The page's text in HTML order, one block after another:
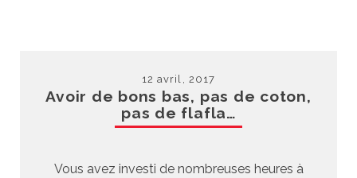
12 avril, 2017
Avoir de bons bas, pas de coton,
pas de flafla…
Vous avez investi de nombreuses heures à